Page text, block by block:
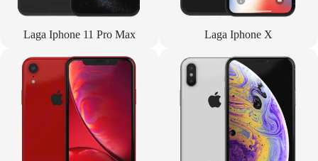
Laga Iphone 11 Pro Max Laga Iphone X